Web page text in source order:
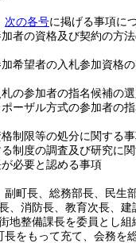
次の各号に掲げる事項に
者の資格及び契約の方
希望者の入札参加資格
の参加者の指名候補の
ーザル方式の参加者の
制限等の処分に関する
る制度の調査及び研究に
必要と認める事項
副町長、総務部長、民生
、消防長、教育次長、建
地整備課長を委員とし組
長をもって充て、会務を